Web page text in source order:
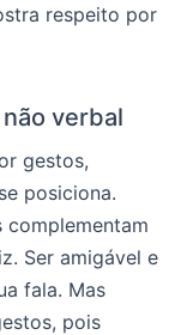
respeito por
verbal
gestos,
posiciona.
complementam
Ser amigável e
fala. Mas
pois